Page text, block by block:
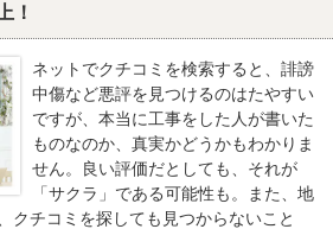
！
ネットでクチコミを検索すると、誹謗
中傷など悪評を見つけるのはたやすい
ですが、本当に工事をした人が書いた
ものなのか、真実かどうかもわかりま
せん。良い評価だとしても、それが
「サクラ」である可能性も。また、地
クチコミを探しても見つからないこと